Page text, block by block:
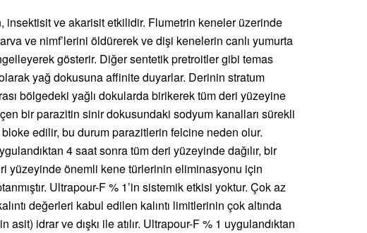
insektisit ve akarisit etkilidir. Flumetrin keneler üzerinde
ve nimf’lerini öldürerek ve dişi kenelerin canlı yumurta
gösterir. Diğer sentetik pretroitler gibi temas
yağ dokusuna affinite duyarlar. Derinin stratum
bölgedeki yağlı dokularda birikerek tüm deri yüzeyine
bir parazitin sinir dokusundaki sodyum kanalları sürekli
edilir, bu durum parazitlerin felcine neden olur.
4 saat sonra tüm deri yüzeyinde dağılır, bir
yüzeyinde önemli kene türlerinin eliminasyonu için
Ultrapour-F % 1’in sistemik etkisi yoktur. Çok az
değerleri kabul edilen kalıntı limitlerinin çok altında
asit) idrar ve dışkı ile atılır. Ultrapour-F % 1 uygulandıktan